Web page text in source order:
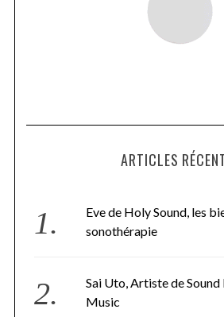
ARTICLES
Eve de Holy Sound, les
sonothérapie
Sai Uto, Artiste de
Music